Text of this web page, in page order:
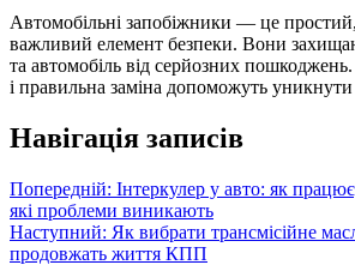
Автомобільні запобіжники — це
важливий елемент безпеки. Вони
та автомобіль від серйозних пошкоджень.
і правильна заміна допоможуть
Навігація записів
Попередній: Інтеркулер у авто: як
які проблеми виникають
Наступний: Як вибрати трансмісійне
продовжать життя КПП